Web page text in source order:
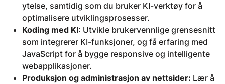
ytelse, samtidig som du bruker KI-verktøy for å
optimalisere utviklingsprosesser.
Koding med KI: Utvikle brukervennlige grensesnitt
som integrerer KI-funksjoner, og få erfaring med
JavaScript for å bygge responsive og intelligente
webapplikasjoner.
Produksjon og administrasjon av nettsider: Lær å